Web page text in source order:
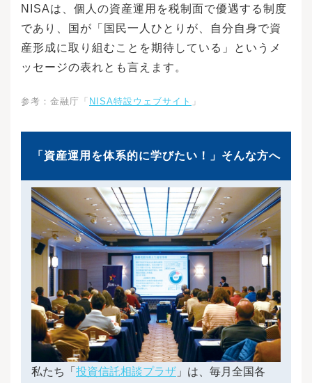
NISAは、個人の資産運用を税制面で優遇する制度
であり、国が「国民一人ひとりが、自分自身で資
産形成に取り組むことを期待している」というメ
ッセージの表れとも言えます。
参考：金融庁「 NISA特設ウェブサイト 」
「資産運用を体系的に学びたい！」そんな方へ
私たち「 投資信託相談プラザ 」は、毎月全国各